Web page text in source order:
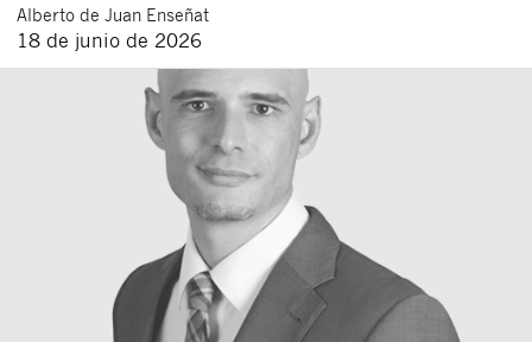
Alberto de Juan Enseñat
18 de junio de 2026